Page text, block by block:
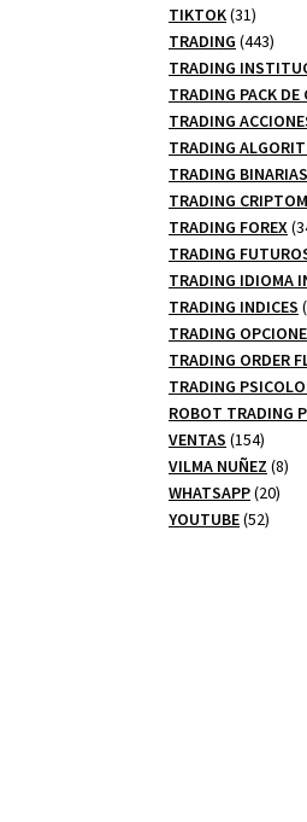
TIKTOK 3131
TRADING 443443
TRADING
TRADING PACK DE
TRADING
TRADING
TRADING BINARIAS
TRADING
TRADING FOREX
TRADING
TRADING IDIOMA
TRADING INDICES
TRADING
TRADING ORDER
TRADING
ROBOT TRADING
VENTAS 154154
VILMA NUÑEZ 88
WHATSAPP 2020
YOUTUBE 5252